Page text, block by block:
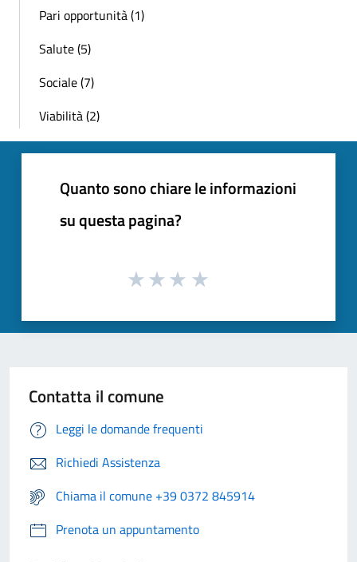
Pari opportunità (1)
Salute (5)
Sociale (7)
Viabilità (2)
Quanto sono chiare le informazioni
su questa pagina?
Contatta il comune
Leggi le domande frequenti
Richiedi Assistenza
Chiama il comune +39 0372 845914
Prenota un appuntamento